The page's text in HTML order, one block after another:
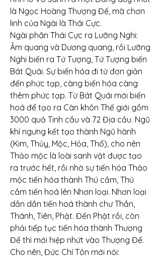
là Ngọc Hoàng Thượng Đế, mà chơn
linh của Ngài là Thái Cực.
Ngài phân Thái Cực ra Lưỡng Nghi:
Âm quang và Dương quang, rồi Lưỡng
Nghi biến ra Tứ Tượng, Tứ Tượng biến
Bát Quái. Sự biến hóa đi từ đơn giản
đến phức tạp, càng biến hóa càng
thêm phức tạp. Từ Bát Quái mới biến
hoá để tạo ra Càn khôn Thế giới gồm
3000 quả Tinh cầu và 72 Địa cầu. Ngũ
khí ngưng kết tạo thành Ngũ hành
(Kim, Thủy, Mộc, Hỏa, Thổ), cho nên
Thảo mộc là loài sanh vật được tạo
ra trước hết, rồi nhờ sự tiến hóa Thảo
mộc tiến hóa thành Thú cầm, Thú
cầm tiến hoá lên Nhơn loại. Nhơn loại
dần dần tiến hoá thành chư Thần,
Thánh, Tiên, Phật. Đến Phật rồi, còn
phải tiếp tục tiến hóa thành Thượng
Đế thì mới hiệp nhứt vào Thượng Đế.
Cho nên, Đức Chí Tôn mới nói: